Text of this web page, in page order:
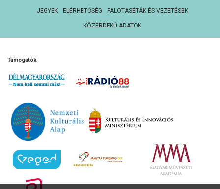
JEGYEK ELÉRHETŐSÉG PALOTASÉTÁK ÉS VEZETÉSEK
KÖZÉRDEKŰ ADATOK
Támogatók